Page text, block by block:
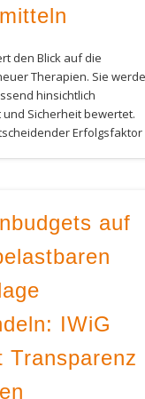
den Blick auf die
Therapien. Sie
hinsichtlich
Sicherheit bewertet.
auf
IWiG
Transparenz